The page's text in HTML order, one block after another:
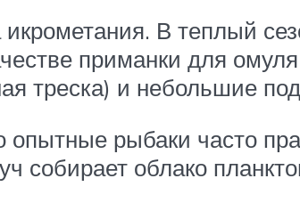
В теплый
приманки для
треска) и небольшие
рыбаки часто
собирает облако